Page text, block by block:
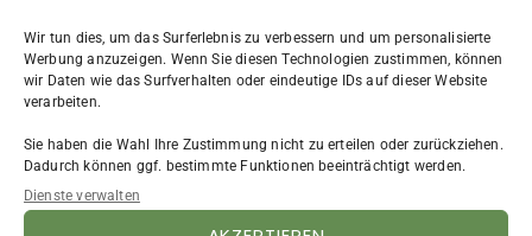
Wir tun dies, um das Surferlebnis zu verbessern und um personalisierte
Werbung anzuzeigen. Wenn Sie diesen Technologien zustimmen, können
wir Daten wie das Surfverhalten oder eindeutige IDs auf dieser Website
verarbeiten.
Sie haben die Wahl Ihre Zustimmung nicht zu erteilen oder zurückziehen.
Dadurch können ggf. bestimmte Funktionen beeinträchtigt werden.
Dienste verwalten
KATEGORIE
Aus dem Leben(7)
Beruf & Arbeit(31)
Bewerbung(4)